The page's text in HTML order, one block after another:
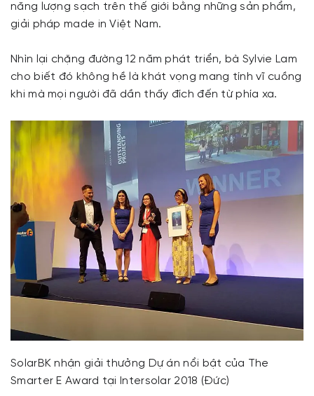
năng lượng sạch trên thế giới bằng những sản phẩm,
giải pháp made in Việt Nam.
Nhìn lại chặng đường 12 năm phát triển, bà Sylvie Lam
cho biết đó không hề là khát vọng mang tính vĩ cuồng
khi mà mọi người đã dần thấy đích đến từ phía xa.
SolarBK nhận giải thưởng Dự án nổi bật của The
Smarter E Award tại Intersolar 2018 (Đức)